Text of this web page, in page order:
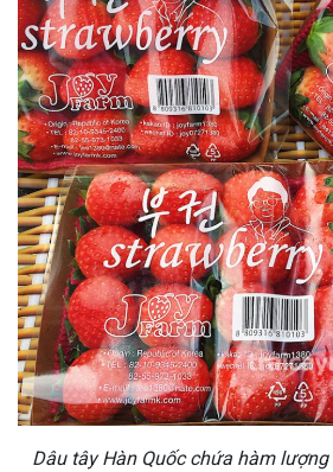
Dâu tây Hàn Quốc chứa hàm